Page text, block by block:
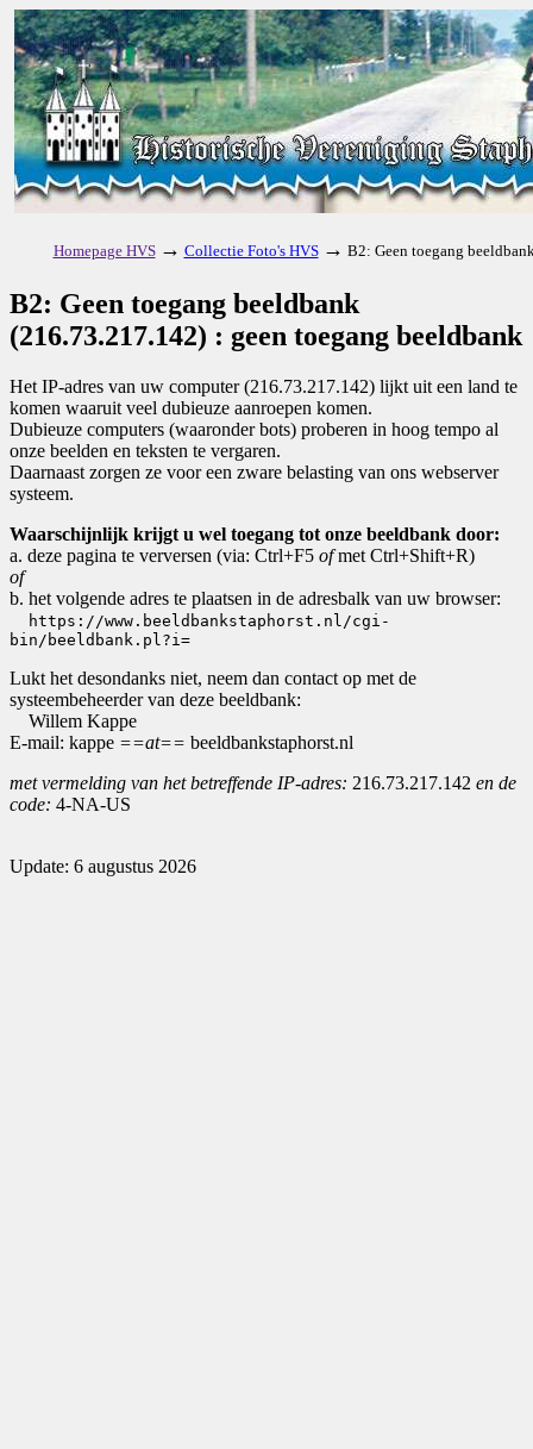
Homepage HVS → Collectie Foto's HVS → B2: Geen toegang
B2: Geen toegang beeldbank
(216.73.217.142) : geen toegang beeldbank
Het IP-adres van uw computer (216.73.217.142) lijkt uit een land te
komen waaruit veel dubieuze aanroepen komen.
Dubieuze computers (waaronder bots) proberen in hoog tempo al
onze beelden en teksten te vergaren.
Daarnaast zorgen ze voor een zware belasting van ons webserver
systeem.
Waarschijnlijk krijgt u wel toegang tot onze beeldbank door:
a. deze pagina te verversen (via: Ctrl+F5 ofmet Ctrl+Shift+R)
of
b. het volgende adres te plaatsen in de adresbalk van uw browser:
https://www.beeldbankstaphorst.nl/cgi-
bin/beeldbank.pl?i=
Lukt het desondanks niet, neem dan contact op met de
systeembeheerder van deze beeldbank:
Willem Kappe
E-mail: kappe ==at== beeldbankstaphorst.nl
met vermelding van het betreffende IP-adres: 216.73.217.142 en de
code: 4-NA-US
Update: 6 augustus 2026